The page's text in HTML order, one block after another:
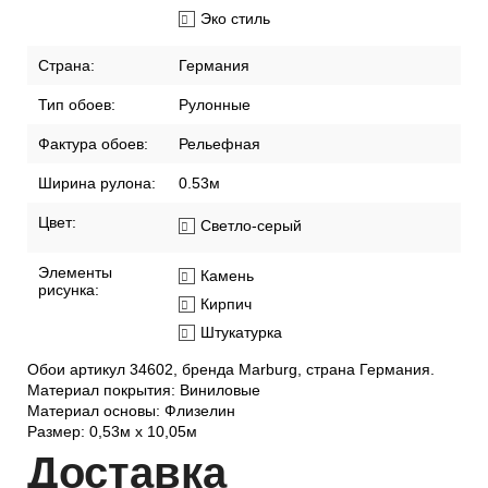
Эко стиль
Страна: Германия
Тип обоев: Рулонные
Фактура обоев: Рельефная
Ширина рулона: 0.53м
Цвет: Светло-серый
Элементы
рисунка:
Камень
Кирпич
Штукатурка
Обои артикул 34602, бренда Marburg, страна Германия.
Материал покрытия: Виниловые
Материал основы: Флизелин
Размер: 0,53м х 10,05м
Доставка